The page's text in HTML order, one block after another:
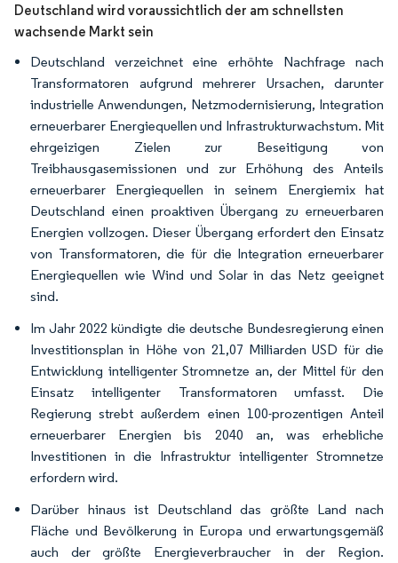
Deutschland wird voraussichtlich der am schnellsten
wachsende Markt sein
Deutschland verzeichnet eine erhöhte Nachfrage nach
Transformatoren aufgrund mehrerer Ursachen, darunter
industrielle Anwendungen, Netzmodernisierung, Integration
erneuerbarer Energiequellen und Infrastrukturwachstum. Mit
ehrgeizigen Zielen zur Beseitigung von
Treibhausgasemissionen und zur Erhöhung des Anteils
erneuerbarer Energiequellen in seinem Energiemix hat
Deutschland einen proaktiven Übergang zu erneuerbaren
Energien vollzogen. Dieser Übergang erfordert den Einsatz
von Transformatoren, die für die Integration erneuerbarer
Energiequellen wie Wind und Solar in das Netz geeignet
sind.
Im Jahr 2022 kündigte die deutsche Bundesregierung einen
Investitionsplan in Höhe von 21,07 Milliarden USD für die
Entwicklung intelligenter Stromnetze an, der Mittel für den
Einsatz intelligenter Transformatoren umfasst. Die
Regierung strebt außerdem einen 100-prozentigen Anteil
erneuerbarer Energien bis 2040 an, was erhebliche
Investitionen in die Infrastruktur intelligenter Stromnetze
erfordern wird.
Darüber hinaus ist Deutschland das größte Land nach
Fläche und Bevölkerung in Europa und erwartungsgemäß
auch der größte Energieverbraucher in der Region.